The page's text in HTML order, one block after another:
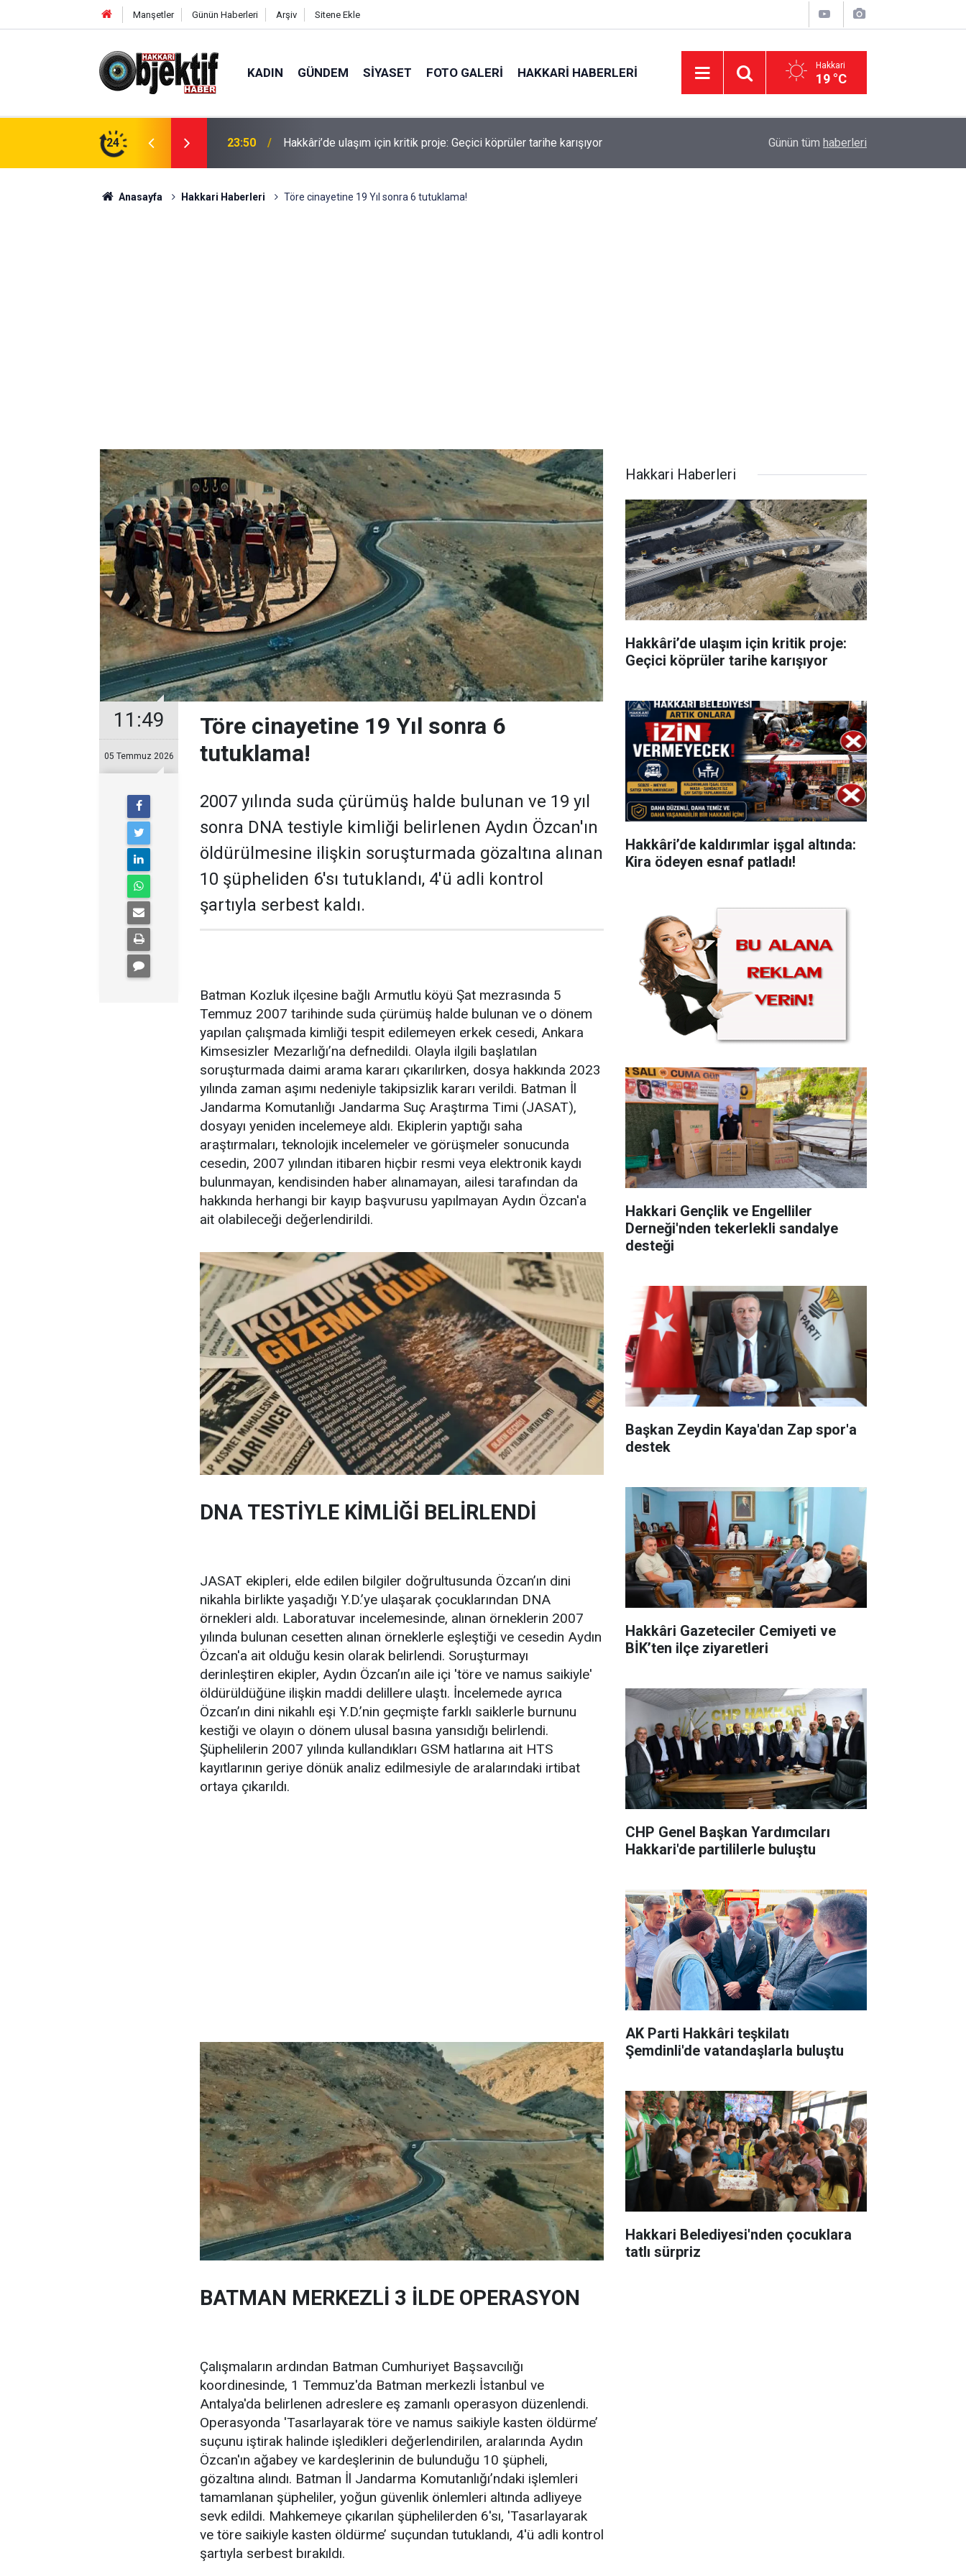
Manşetler Günün Haberleri Arşiv Sitene Ekle
KADIN GÜNDEM SIYASET FOTO GALERI HAKKARI HABERLERI Hakkari
19 °C
24
köprüler tarihe karışıyor 23:37 Hakkâri’de kaldırımlar işgal altında: Kira ödeyen esnaf patladı! Van'da silahlı kavga: 1'i ağır 6 kişi yaralandı
Günün tüm haberleri
Anasayfa Hakkari Haberleri Töre cinayetine 19 Yıl sonra 6 tutuklama!
11:49
05 Temmuz 2026
Töre cinayetine 19 Yıl sonra 6
tutuklama!
2007 yılında suda çürümüş halde bulunan ve 19 yıl
sonra DNA testiyle kimliği belirlenen Aydın Özcan'ın
öldürülmesine ilişkin soruşturmada gözaltına alınan
10 şüpheliden 6'sı tutuklandı, 4'ü adli kontrol
şartıyla serbest kaldı.
Batman Kozluk ilçesine bağlı Armutlu köyü Şat mezrasında 5
Temmuz 2007 tarihinde suda çürümüş halde bulunan ve o dönem
yapılan çalışmada kimliği tespit edilemeyen erkek cesedi, Ankara
Kimsesizler Mezarlığı’na defnedildi. Olayla ilgili başlatılan
soruşturmada daimi arama kararı çıkarılırken, dosya hakkında 2023
yılında zaman aşımı nedeniyle takipsizlik kararı verildi. Batman İl
Jandarma Komutanlığı Jandarma Suç Araştırma Timi (JASAT),
dosyayı yeniden incelemeye aldı. Ekiplerin yaptığı saha
araştırmaları, teknolojik incelemeler ve görüşmeler sonucunda
cesedin, 2007 yılından itibaren hiçbir resmi veya elektronik kaydı
bulunmayan, kendisinden haber alınamayan, ailesi tarafından da
hakkında herhangi bir kayıp başvurusu yapılmayan Aydın Özcan'a
ait olabileceği değerlendirildi.
DNA TESTİYLE KİMLİĞİ BELİRLENDİ
JASAT ekipleri, elde edilen bilgiler doğrultusunda Özcan’ın dini
nikahla birlikte yaşadığı Y.D.’ye ulaşarak çocuklarından DNA
örnekleri aldı. Laboratuvar incelemesinde, alınan örneklerin 2007
yılında bulunan cesetten alınan örneklerle eşleştiği ve cesedin Aydın
Özcan'a ait olduğu kesin olarak belirlendi. Soruşturmayı
derinleştiren ekipler, Aydın Özcan’ın aile içi 'töre ve namus saikiyle'
öldürüldüğüne ilişkin maddi delillere ulaştı. İncelemede ayrıca
Özcan’ın dini nikahlı eşi Y.D.’nin geçmişte farklı saiklerle burnunu
kestiği ve olayın o dönem ulusal basına yansıdığı belirlendi.
Şüphelilerin 2007 yılında kullandıkları GSM hatlarına ait HTS
kayıtlarının geriye dönük analiz edilmesiyle de aralarındaki irtibat
ortaya çıkarıldı.
BATMAN MERKEZLİ 3 İLDE OPERASYON
Çalışmaların ardından Batman Cumhuriyet Başsavcılığı
koordinesinde, 1 Temmuz'da Batman merkezli İstanbul ve
Antalya'da belirlenen adreslere eş zamanlı operasyon düzenlendi.
Operasyonda 'Tasarlayarak töre ve namus saikiyle kasten öldürme’
suçunu iştirak halinde işledikleri değerlendirilen, aralarında Aydın
Özcan'ın ağabey ve kardeşlerinin de bulunduğu 10 şüpheli,
gözaltına alındı. Batman İl Jandarma Komutanlığı’ndaki işlemleri
tamamlanan şüpheliler, yoğun güvenlik önlemleri altında adliyeye
sevk edildi. Mahkemeye çıkarılan şüphelilerden 6'sı, 'Tasarlayarak
ve töre saikiyle kasten öldürme’ suçundan tutuklandı, 4'ü adli kontrol
şartıyla serbest bırakıldı.
Hakkari Haberleri
Hakkâri’de ulaşım için kritik proje:
Geçici köprüler tarihe karışıyor
Hakkâri’de kaldırımlar işgal altında:
Kira ödeyen esnaf patladı!
Hakkari Gençlik ve Engelliler
Derneği'nden tekerlekli sandalye
desteği
Başkan Zeydin Kaya'dan Zap spor'a
destek
Hakkâri Gazeteciler Cemiyeti ve
BİK’ten ilçe ziyaretleri
CHP Genel Başkan Yardımcıları
Hakkari'de partililerle buluştu
AK Parti Hakkâri teşkilatı
Şemdinli'de vatandaşlarla buluştu
Hakkari Belediyesi'nden çocuklara
tatlı sürpriz